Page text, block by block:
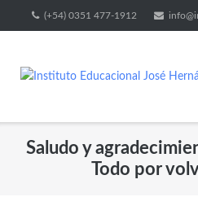
(+54) 0351 477-1912
Saludo y
Todo por